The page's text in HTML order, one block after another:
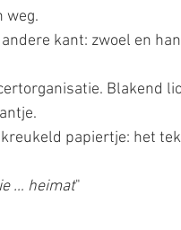
weg.
kant: zwoel en
Blakend
papiertje: het
… heimat"